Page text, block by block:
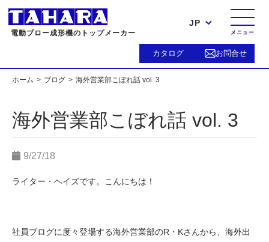
電動ブロー成形機のトップメーカー
JP
メニュー
カタログ お問合せ
ホーム ブログ 海外営業部こぼれ話 vol. 3
海外営業部こぼれ話 vol. 3
9/27/18
ライター・ヘイズです。こんにちは！
社員ブログに度々登場する海外営業部のR・Kさんから、海外出